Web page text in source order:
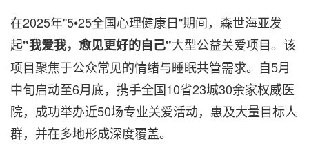
在2025年"5•25全国心理健康日"期间，森世海亚发
起"我爱我，愈见更好的自己"大型公益关爱项目。该
项目聚焦于公众常见的情绪与睡眠共管需求。自5月
中旬启动至6月底，携手全国10省23城30余家权威医
院，成功举办近50场专业关爱活动，惠及大量目标人
群，并在多地形成深度覆盖。